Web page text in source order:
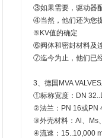
③如果需要，驱动器
④当然，他们还为您
⑤KV值的确定
⑥阀体和密封材料及
⑦迄今为止，他们已
3、德国MVA
①标称宽度：DN
②法兰：PN 16或PN
③外壳材料：Al、Ms
④流速：15..10,000